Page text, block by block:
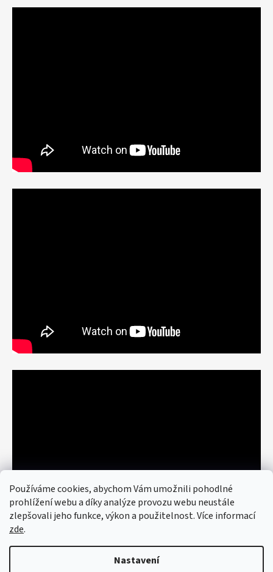
Používáme cookies, abychom Vám umožnili pohodlné
prohlížení webu a díky analýze provozu webu neustále
zlepšovali jeho funkce, výkon a použitelnost. Více informací
zde.
Nastavení